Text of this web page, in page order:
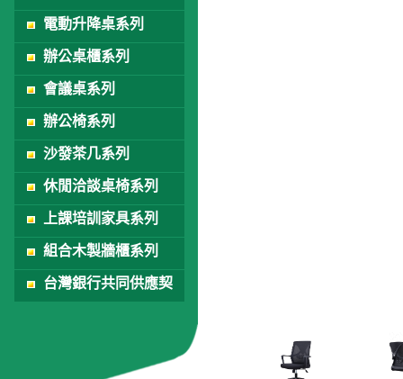
電動升降桌系列
辦公桌櫃系列
會議桌系列
辦公椅系列
沙發茶几系列
休閒洽談桌椅系列
上課培訓家具系列
組合木製牆櫃系列
台灣銀行共同供應契